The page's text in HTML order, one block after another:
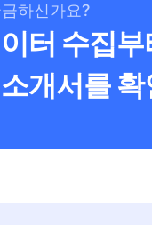
하신가요?
터 수집
개서를